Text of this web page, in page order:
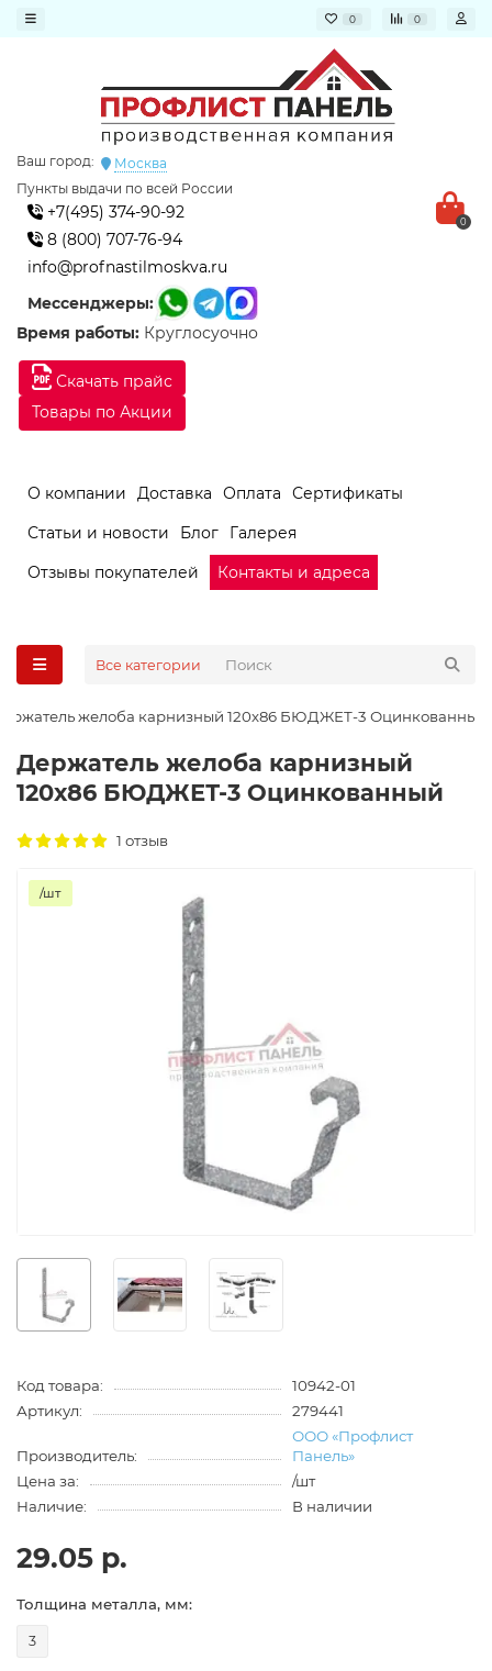
0 0
Скачать прайс
Товары по Акции
Ваш город:
Москва
Пункты выдачи по всей России
+7(495) 374-90-92
8 (800) 707-76-94
info@profnastilmoskva.ru
Мессенджеры:
Время работы: Круглосуочно
0
О компании Доставка Оплата
Сертификаты
Статьи и новости
Блог
Галерея
Отзывы покупателей
Контакты и адреса
Все категории
желоба карнизный 120х86 БЮДЖЕТ-3 Оцинкованный
Держатель желоба карнизный
120х86 БЮДЖЕТ-3 Оцинкованный
1 отзыв
/шт
Код товара:
10942-01
Артикул:
279441
Производитель:
ООО «Профлист
Панель»
Цена за:
/шт
Наличие:
В наличии
29.05 р.
Толщина металла, мм:
3